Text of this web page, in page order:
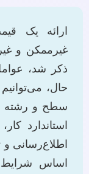
ارائه یک
غیرممکن و
ذکر شد،
حال،
سطح و رشته
استاندارد
اطلاع‌رسانی
اساس شرایط